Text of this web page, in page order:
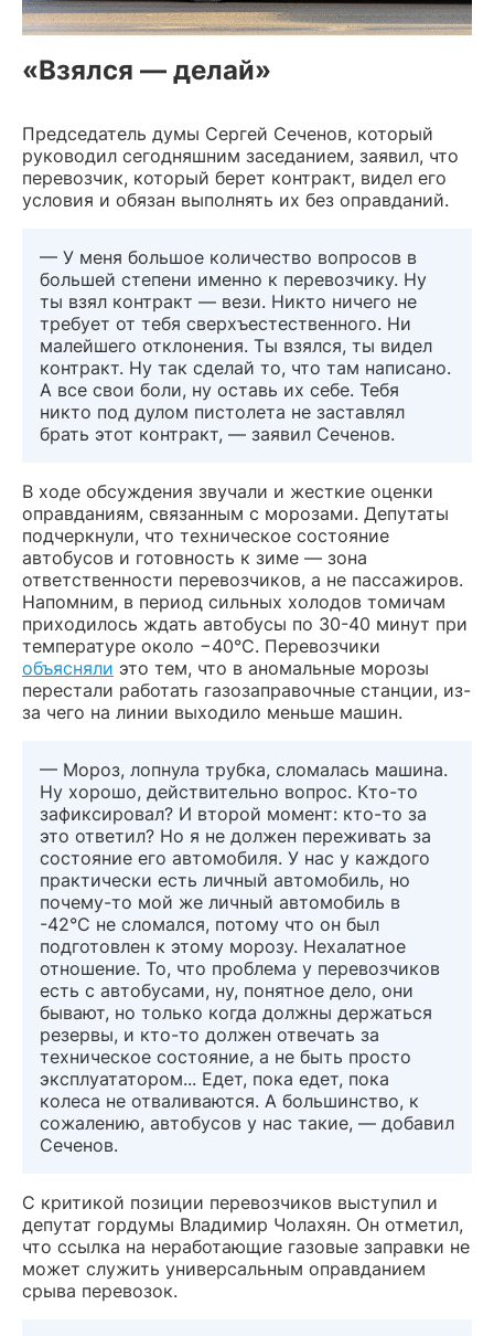
«Взялся — делай»
Председатель думы Сергей Сеченов, который
руководил сегодняшним заседанием, заявил, что
перевозчик, который берет контракт, видел его
условия и обязан выполнять их без оправданий.
— У меня большое количество вопросов в
большей степени именно к перевозчику. Ну
ты взял контракт — вези. Никто ничего не
требует от тебя сверхъестественного. Ни
малейшего отклонения. Ты взялся, ты видел
контракт. Ну так сделай то, что там написано.
А все свои боли, ну оставь их себе. Тебя
никто под дулом пистолета не заставлял
брать этот контракт, — заявил Сеченов.
В ходе обсуждения звучали и жесткие оценки
оправданиям, связанным с морозами. Депутаты
подчеркнули, что техническое состояние
автобусов и готовность к зиме — зона
ответственности перевозчиков, а не пассажиров.
Напомним, в период сильных холодов томичам
приходилось ждать автобусы по 30-40 минут при
температуре около −40°С. Перевозчики
объясняли это тем, что в аномальные морозы
перестали работать газозаправочные станции, из-
за чего на линии выходило меньше машин.
— Мороз, лопнула трубка, сломалась машина.
Ну хорошо, действительно вопрос. Кто-то
зафиксировал? И второй момент: кто-то за
это ответил? Но я не должен переживать за
состояние его автомобиля. У нас у каждого
практически есть личный автомобиль, но
почему-то мой же личный автомобиль в
-42°С не сломался, потому что он был
подготовлен к этому морозу. Нехалатное
отношение. То, что проблема у перевозчиков
есть с автобусами, ну, понятное дело, они
бывают, но только когда должны держаться
резервы, и кто-то должен отвечать за
техническое состояние, а не быть просто
эксплуататором... Едет, пока едет, пока
колеса не отваливаются. А большинство, к
сожалению, автобусов у нас такие, — добавил
Сеченов.
С критикой позиции перевозчиков выступил и
депутат гордумы Владимир Чолахян. Он отметил,
что ссылка на неработающие газовые заправки не
может служить универсальным оправданием
срыва перевозок.